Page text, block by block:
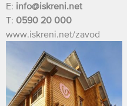
E: info@iskreni.net
T: 0590 20 000
www.iskreni.net/zavod